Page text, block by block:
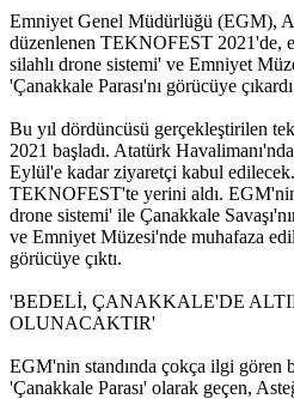
Emniyet Genel Müdürlüğü (EGM),
düzenlenen TEKNOFEST 2021'de,
silahlı drone sistemi' ve Emniyet
'Çanakkale Parası'nı görücüye
Bu yıl dördüncüsü gerçekleştirilen
2021 başladı. Atatürk
Eylül'e kadar ziyaretçi kabul
TEKNOFEST'te yerini aldı. EGM'nin
drone sistemi' ile Çanakkale
ve Emniyet Müzesi'nde muhafaza
görücüye çıktı.
'BEDELİ, ÇANAKKALE'DE
OLUNACAKTIR'
EGM'nin standında çokça ilgi gören
'Çanakkale Parası' olarak geçen,